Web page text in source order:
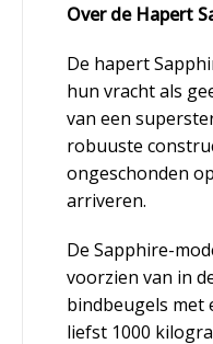
Over de Hapert
De hapert
hun vracht als
van een
robuuste
ongeschonden
arriveren.
De Sapphire-
voorzien van in
bindbeugels met
liefst 1000